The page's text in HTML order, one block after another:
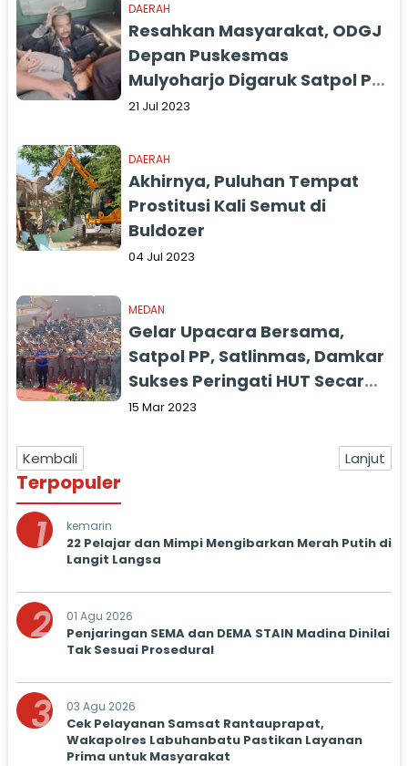
DAERAH
Resahkan Masyarakat, ODGJ
Depan Puskesmas
Mulyoharjo Digaruk Satpol PP
Pemalang
21 Jul 2023
DAERAH
Akhirnya, Puluhan Tempat
Prostitusi Kali Semut di
Buldozer
04 Jul 2023
MEDAN
Gelar Upacara Bersama,
Satpol PP, Satlinmas, Damkar
Sukses Peringati HUT Secara
Serentak
15 Mar 2023
Kembali Lanjut
Terpopuler
1 kemarin
22 Pelajar dan Mimpi Mengibarkan Merah Putih di
Langit Langsa
2 01 Agu 2026
Penjaringan SEMA dan DEMA STAIN Madina Dinilai
Tak Sesuai Prosedural
3 03 Agu 2026
Cek Pelayanan Samsat Rantauprapat,
Wakapolres Labuhanbatu Pastikan Layanan
Prima untuk Masyarakat